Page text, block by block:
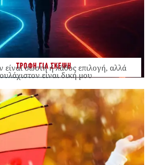
ΤΡΟΦΗ ΓΙΑ ΣΚΕΨΗ
είναι σωστή ή λάθος επιλογή, αλλά
είναι δική μου